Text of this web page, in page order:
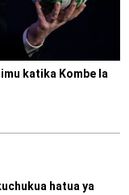
katika Kombe la
hatua ya